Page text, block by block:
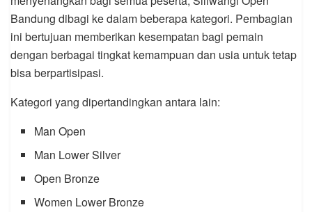
Bandung dibagi ke dalam beberapa kategori. Pembagian
ini bertujuan memberikan kesempatan bagi pemain
dengan berbagai tingkat kemampuan dan usia untuk tetap
bisa berpartisipasi.
Kategori yang dipertandingkan antara lain:
Man Open
Man Lower Silver
Open Bronze
Women Lower Bronze